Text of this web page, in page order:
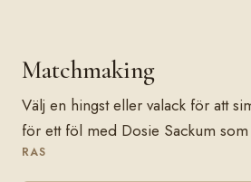
Matchmaking
Välj en hingst eller valack för att
för ett föl med Dosie Sackum
RAS